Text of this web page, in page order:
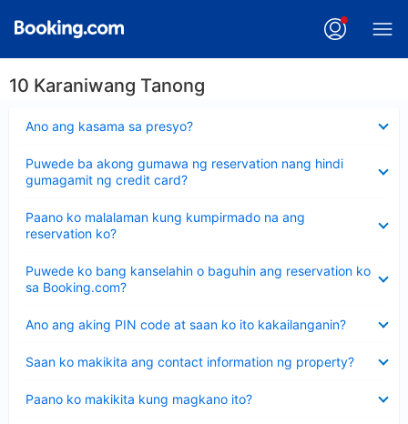
10 Karaniwang Tanong
Ano ang kasama sa presyo?
ang
Puwede ba akong gumawa ng reservation nang hindi
gumagamit ng credit card?
ang
sagot
Paano ko malalaman kung kumpirmado na ang
reservation ko?
ang
sagot
Puwede ko bang kanselahin o baguhin ang reservation ko
sa Booking.com?
ang
sagot
Ano ang aking PIN code at saan ko ito kakailanganin?
ang
Saan ko makikita ang contact information ng property?
ang
Paano ko makikita kung magkano ito?
ang